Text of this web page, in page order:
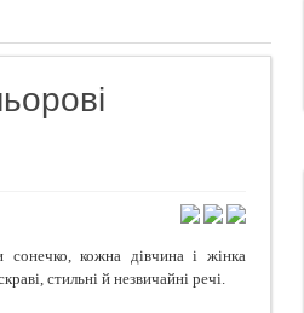
вправного мінета
сонечко, кожна дівчина і жінка
стильні й незвичайні речі.